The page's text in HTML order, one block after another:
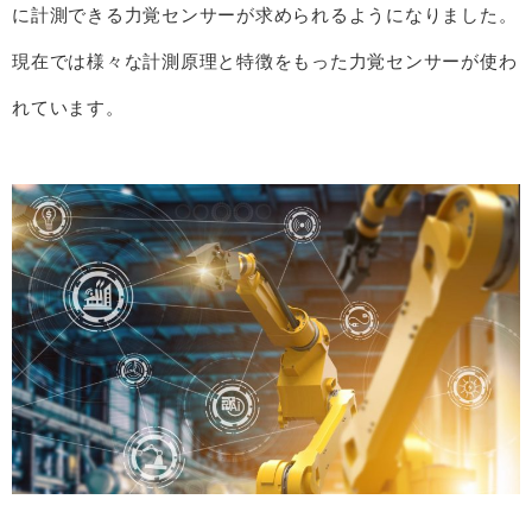
に計測できる力覚センサーが求められるようになりました。
現在では様々な計測原理と特徴をもった力覚センサーが使わ
れています。